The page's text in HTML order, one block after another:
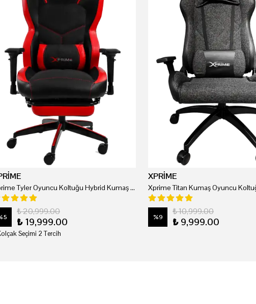
Xprime Tyler Oyuncu Koltuğu Hybrid Kumaş Kırmızı
5
₺ 20,999.00
₺ 19,999.00
Seçimi 2 Tercih
XPRİME
Xprime Titan Kumaş Oyuncu
%9
₺ 10,999.00
₺ 9,999.00